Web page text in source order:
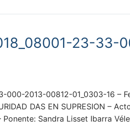
23-33-
000-2013-00812-01_0303-16 –
DAS EN SUPRESION –
Ponente: Sandra Lisset Ibarra